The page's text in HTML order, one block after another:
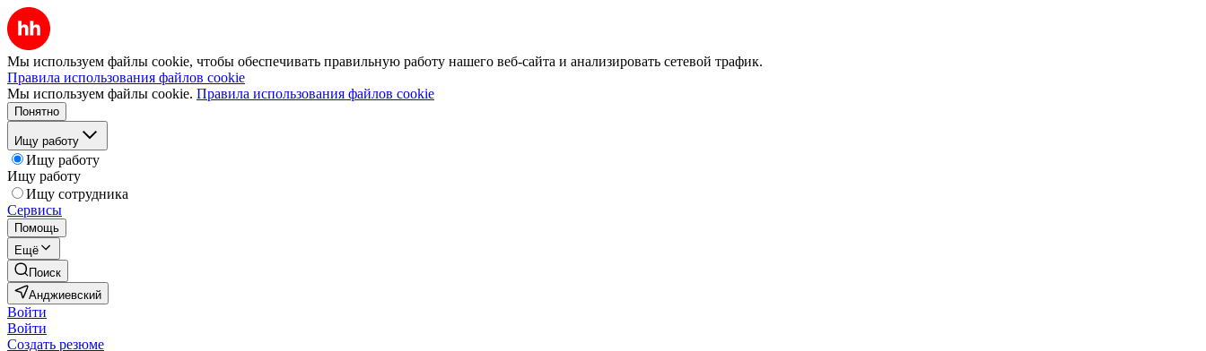
Мы используем файлы cookie, чтобы обеспечивать правильную работу нашего веб-сайта и анализировать сетевой трафик.
Правила использования файлов cookie
Мы используем файлы cookie. Правила использования файлов cookie
Понятно
Ищу работу
Ищу работу
Ищу работу
Ищу сотрудника
Сервисы
Помощь
Ещё
Поиск
Анджиевский
Войти
Войти
Создать резюме